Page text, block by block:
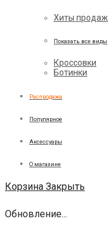
Хиты продаж
Показать все виды
Кроссовки
Ботинки
Распродажа
Популярное
Аксессуары
О магазине
Корзина Закрыть
Обновление...